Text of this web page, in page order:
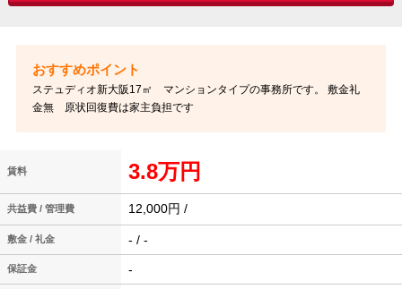
ステュディオ新大阪17㎡ マンションタイプの事務所です。 敷金礼
金無 原状回復費は家主負担です
賃料 3.8万円
共益費 / 管理費 12,000円 /
敷金 / 礼金 - / -
保証金 -